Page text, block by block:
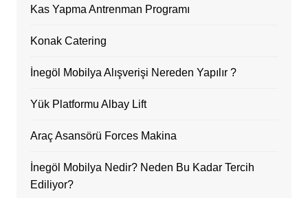
Kas Yapma Antrenman Programı
Konak Catering
İnegöl Mobilya Alışverişi Nereden Yapılır ?
Yük Platformu Albay Lift
Araç Asansörü Forces Makina
İnegöl Mobilya Nedir? Neden Bu Kadar Tercih
Ediliyor?